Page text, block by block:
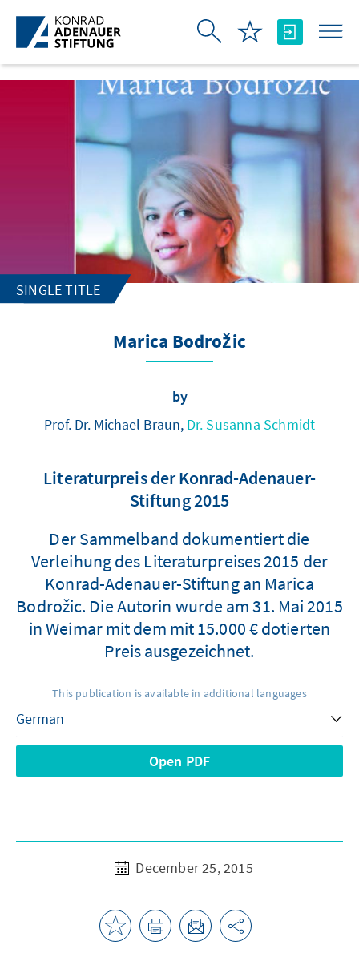
Skip to Main Content
SINGLE TITLE
Marica Bodrožic
by
Prof. Dr. Michael Braun, Dr. Susanna Schmidt
Literaturpreis der Konrad-Adenauer-
Stiftung 2015
Der Sammelband dokumentiert die
Verleihung des Literaturpreises 2015 der
Konrad-Adenauer-Stiftung an Marica
Bodrožic. Die Autorin wurde am 31. Mai 2015
in Weimar mit dem mit 15.000 € dotierten
Preis ausgezeichnet.
This publication is available in additional languages
Open PDF
December 25, 2015